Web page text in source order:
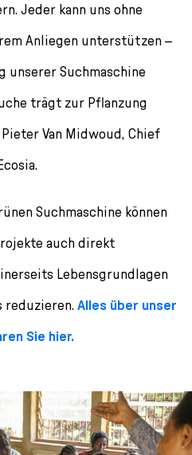
Jeder kann uns ohne
Anliegen unterstützen –
unserer Suchmaschine
trägt zur Pflanzung
Van Midwoud, Chief
Suchmaschine können
auch direkt
Lebensgrundlagen
reduzieren. Alles über unser
Sie hier.